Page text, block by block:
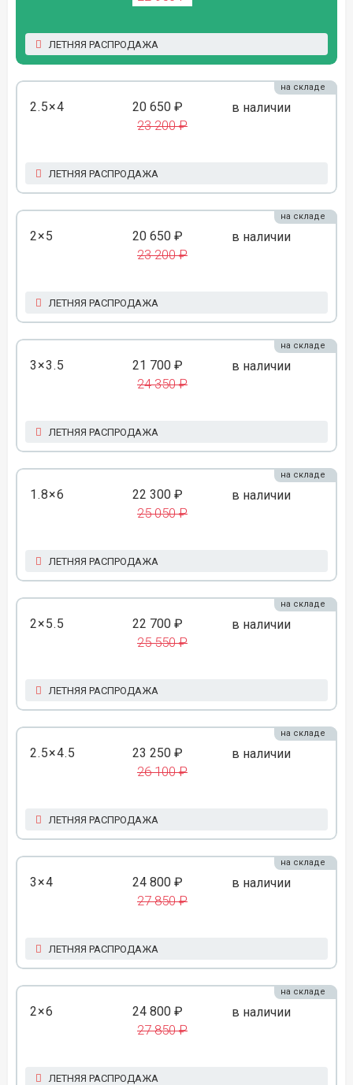
ЛЕТНЯЯ РАСПРОДАЖА
2.5×4 20 650 ₽
23 200 ₽
в наличии
на складе
ЛЕТНЯЯ РАСПРОДАЖА
2×5 20 650 ₽
23 200 ₽
в наличии
на складе
ЛЕТНЯЯ РАСПРОДАЖА
3×3.5 21 700 ₽
24 350 ₽
в наличии
на складе
ЛЕТНЯЯ РАСПРОДАЖА
1.8×6 22 300 ₽
25 050 ₽
в наличии
на складе
ЛЕТНЯЯ РАСПРОДАЖА
2×5.5 22 700 ₽
25 550 ₽
в наличии
на складе
ЛЕТНЯЯ РАСПРОДАЖА
2.5×4.5 23 250 ₽
26 100 ₽
в наличии
на складе
ЛЕТНЯЯ РАСПРОДАЖА
3×4 24 800 ₽
27 850 ₽
в наличии
на складе
ЛЕТНЯЯ РАСПРОДАЖА
2×6 24 800 ₽
27 850 ₽
в наличии
на складе
ЛЕТНЯЯ РАСПРОДАЖА